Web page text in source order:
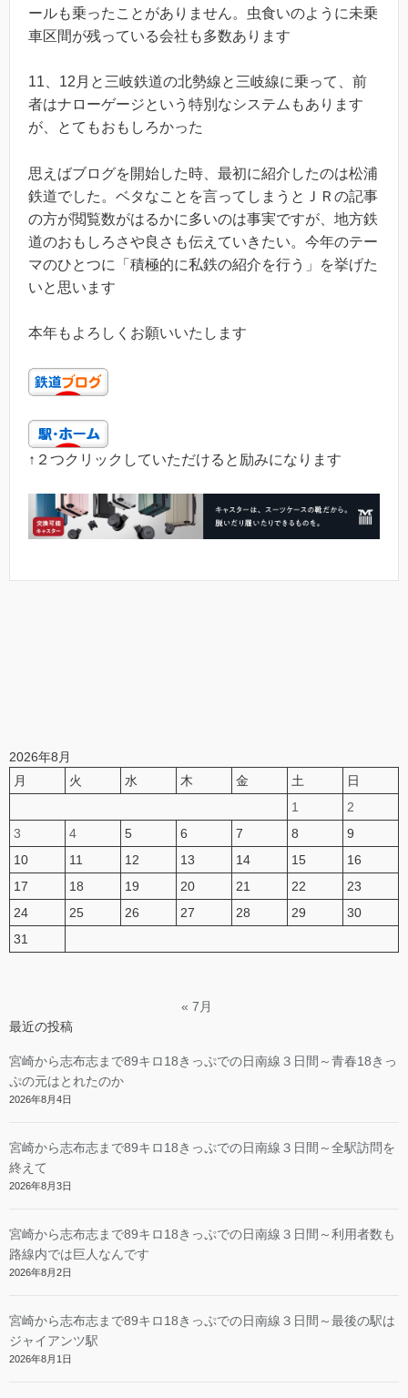
ールも乗ったことがありません。虫食いのように未乗
車区間が残っている会社も多数あります
11、12月と三岐鉄道の北勢線と三岐線に乗って、前
者はナローゲージという特別なシステムもあります
が、とてもおもしろかった
思えばブログを開始した時、最初に紹介したのは松浦
鉄道でした。ベタなことを言ってしまうとＪＲの記事
の方が閲覧数がはるかに多いのは事実ですが、地方鉄
道のおもしろさや良さも伝えていきたい。今年のテー
マのひとつに「積極的に私鉄の紹介を行う」を挙げた
いと思います
本年もよろしくお願いいたします
↑２つクリックしていただけると励みになります
2026年8月
月
火 水 木 金 土
日
1
2
3
4 5 6 7 8
9
10
11 12 13 14 15
16
17
18 19 20 21 22
23
24
25 26 27 28 29
30
31
« 7月
最近の投稿
宮崎から志布志まで89キロ18きっぷでの日南線３日間～青春18きっ
ぷの元はとれたのか
2026年8月4日
宮崎から志布志まで89キロ18きっぷでの日南線３日間～全駅訪問を
終えて
2026年8月3日
宮崎から志布志まで89キロ18きっぷでの日南線３日間～利用者数も
路線内では巨人なんです
2026年8月2日
宮崎から志布志まで89キロ18きっぷでの日南線３日間～最後の駅は
ジャイアンツ駅
2026年8月1日